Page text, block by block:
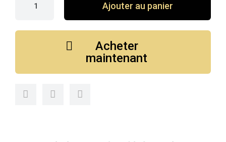
Ajouter au panier
Acheter
maintenant